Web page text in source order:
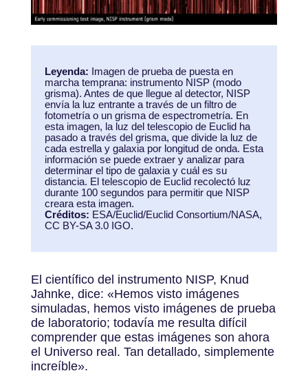
Leyenda: Imagen de prueba de puesta en
marcha temprana: instrumento NISP (modo
grisma). Antes de que llegue al detector, NISP
envía la luz entrante a través de un filtro de
fotometría o un grisma de espectrometría. En
esta imagen, la luz del telescopio de Euclid ha
pasado a través del grisma, que divide la luz de
cada estrella y galaxia por longitud de onda. Esta
información se puede extraer y analizar para
determinar el tipo de galaxia y cuál es su
distancia. El telescopio de Euclid recolectó luz
durante 100 segundos para permitir que NISP
creara esta imagen.
Créditos: ESA/Euclid/Euclid Consortium/NASA,
CC BY-SA 3.0 IGO.
El científico del instrumento NISP, Knud
Jahnke, dice: «Hemos visto imágenes
simuladas, hemos visto imágenes de prueba
de laboratorio; todavía me resulta difícil
comprender que estas imágenes son ahora
el Universo real. Tan detallado, simplemente
increíble».